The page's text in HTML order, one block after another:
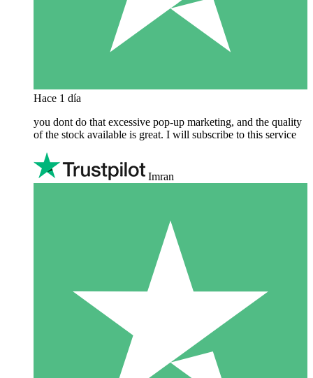
Hace 1 día
you dont do that excessive pop-up marketing, and the quality
of the stock available is great. I will subscribe to this service
Imran